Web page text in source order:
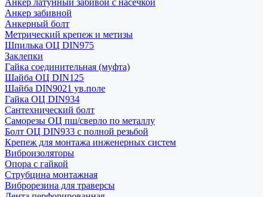
Анкер латунный забивой с насечкой
Анкер забивной
Анкерный болт
Метрический крепеж и метизы
Шпилька ОЦ DIN975
Заклепки
Гайка соединительная (муфта)
Шайба ОЦ DIN125
Шайба DIN9021 ув.поле
Гайка ОЦ DIN934
Сантехнический болт
Саморезы ОЦ пш/сверло по металлу
Болт ОЦ DIN933 с полной резьбой
Крепеж для монтажа инженерных систем
Виброизоляторы
Опора с гайкой
Струбцина монтажная
Виброрезина для траверсы